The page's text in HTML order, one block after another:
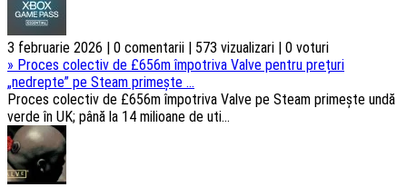
3 februarie 2026 | 0 comentarii | 573 vizualizari | 0 voturi
» Proces colectiv de £656m împotriva Valve pentru prețuri
„nedrepte” pe Steam primește ...
Proces colectiv de £656m împotriva Valve pe Steam primește undă
verde în UK; până la 14 milioane de uti...